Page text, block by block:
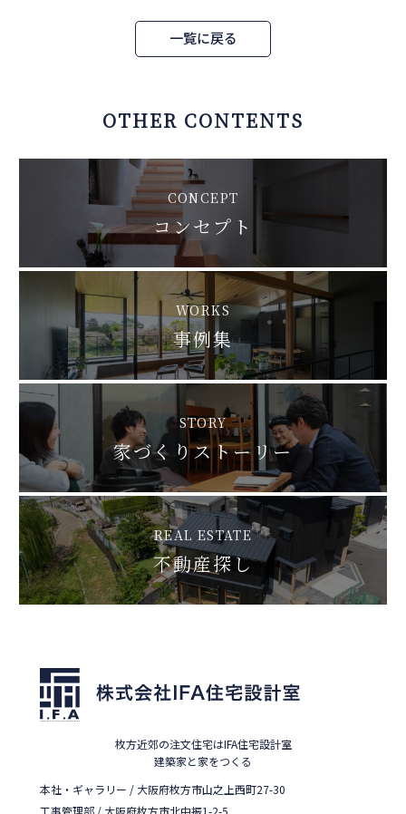
一覧に戻る
OTHER CONTENTS
CONCEPT
コンセプト
WORKS
事例集
STORY
家づくりストーリー
REAL ESTATE
不動産探し
枚方近郊の注文住宅はIFA住宅設計室
建築家と家をつくる
本社・ギャラリー / 大阪府枚方市山之上西町27-30